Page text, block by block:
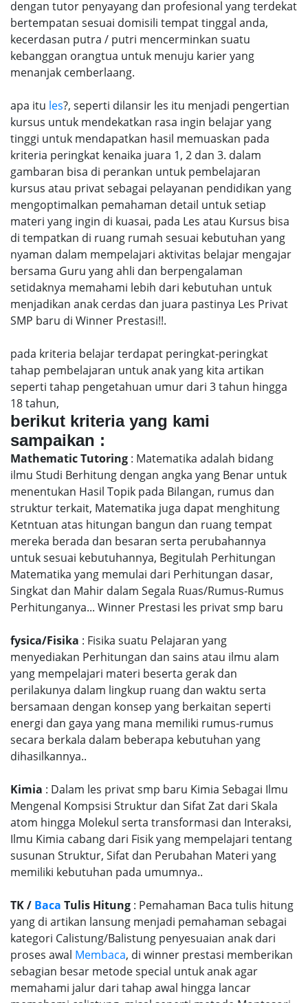
dengan tutor penyayang dan profesional yang terdekat
bertempatan sesuai domisili tempat tinggal anda,
kecerdasan putra / putri mencerminkan suatu
kebanggan orangtua untuk menuju karier yang
menanjak cemberlaang.
apa itu les?, seperti dilansir les itu menjadi pengertian
kursus untuk mendekatkan rasa ingin belajar yang
tinggi untuk mendapatkan hasil memuaskan pada
kriteria peringkat kenaika juara 1, 2 dan 3. dalam
gambaran bisa di perankan untuk pembelajaran
kursus atau privat sebagai pelayanan pendidikan yang
mengoptimalkan pemahaman detail untuk setiap
materi yang ingin di kuasai, pada Les atau Kursus bisa
di tempatkan di ruang rumah sesuai kebutuhan yang
nyaman dalam mempelajari aktivitas belajar mengajar
bersama Guru yang ahli dan berpengalaman
setidaknya memahami lebih dari kebutuhan untuk
menjadikan anak cerdas dan juara pastinya Les Privat
SMP baru di Winner Prestasi!!.
pada kriteria belajar terdapat peringkat-peringkat
tahap pembelajaran untuk anak yang kita artikan
seperti tahap pengetahuan umur dari 3 tahun hingga
18 tahun,
berikut kriteria yang kami
sampaikan :
Mathematic Tutoring : Matematika adalah bidang
ilmu Studi Berhitung dengan angka yang Benar untuk
menentukan Hasil Topik pada Bilangan, rumus dan
struktur terkait, Matematika juga dapat menghitung
Ketntuan atas hitungan bangun dan ruang tempat
mereka berada dan besaran serta perubahannya
untuk sesuai kebutuhannya, Begitulah Perhitungan
Matematika yang memulai dari Perhitungan dasar,
Singkat dan Mahir dalam Segala Ruas/Rumus-Rumus
Perhitunganya... Winner Prestasi les privat smp baru
fysica/Fisika : Fisika suatu Pelajaran yang
menyediakan Perhitungan dan sains atau ilmu alam
yang mempelajari materi beserta gerak dan
perilakunya dalam lingkup ruang dan waktu serta
bersamaan dengan konsep yang berkaitan seperti
energi dan gaya yang mana memiliki rumus-rumus
secara berkala dalam beberapa kebutuhan yang
dihasilkannya..
Kimia : Dalam les privat smp baru Kimia Sebagai Ilmu
Mengenal Kompsisi Struktur dan Sifat Zat dari Skala
atom hingga Molekul serta transformasi dan Interaksi,
Ilmu Kimia cabang dari Fisik yang mempelajari tentang
susunan Struktur, Sifat dan Perubahan Materi yang
memiliki kebutuhan pada umumnya..
TK / Baca Tulis Hitung : Pemahaman Baca tulis hitung
yang di artikan lansung menjadi pemahaman sebagai
kategori Calistung/Balistung penyesuaian anak dari
proses awal Membaca, di winner prestasi memberikan
sebagian besar metode special untuk anak agar
memahami jalur dari tahap awal hingga lancar